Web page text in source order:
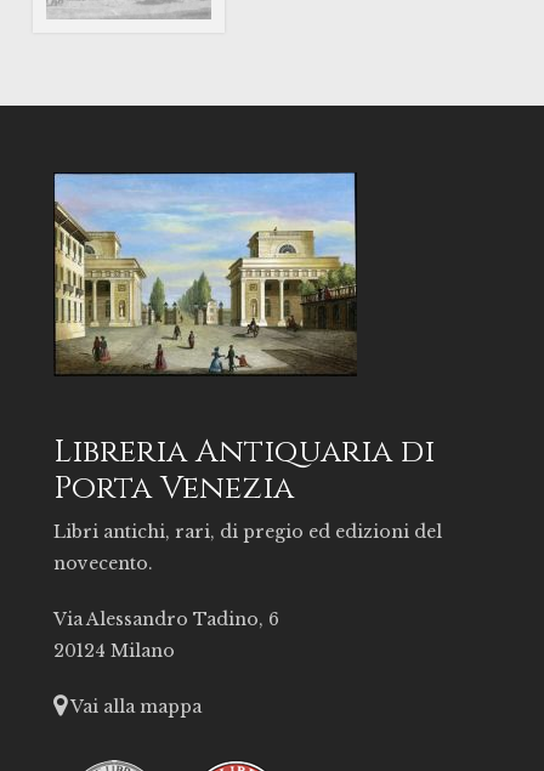
Libreria Antiquaria di
Porta Venezia
Libri antichi, rari, di pregio ed edizioni del
novecento.
Via Alessandro Tadino, 6
20124 Milano
Vai alla mappa